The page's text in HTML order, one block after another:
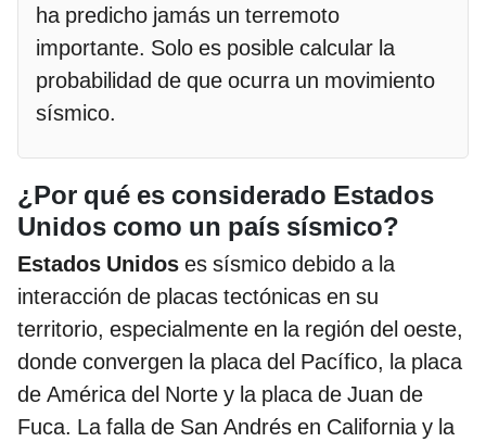
ha predicho jamás un terremoto
importante. Solo es posible calcular la
probabilidad de que ocurra un movimiento
sísmico.
¿Por qué es considerado Estados
Unidos como un país sísmico?
Estados Unidos es sísmico debido a la
interacción de placas tectónicas en su
territorio, especialmente en la región del oeste,
donde convergen la placa del Pacífico, la placa
de América del Norte y la placa de Juan de
Fuca. La falla de San Andrés en California y la